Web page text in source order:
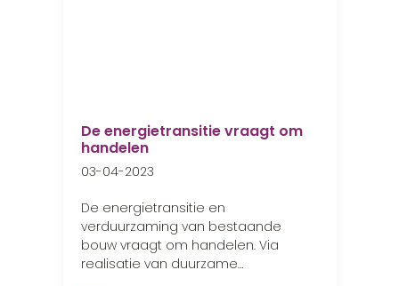
De energietransitie vraagt om
handelen
03-04-2023
De energietransitie en
verduurzaming van bestaande
bouw vraagt om handelen. Via
realisatie van duurzame